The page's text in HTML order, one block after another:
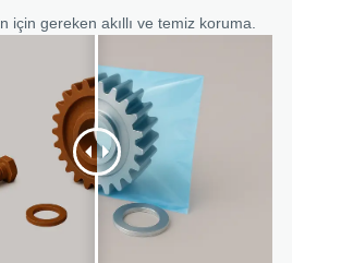
için gereken akıllı ve temiz koruma.